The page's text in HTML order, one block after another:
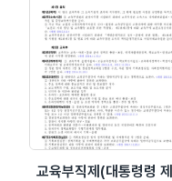
교육부직제(대통령령 제